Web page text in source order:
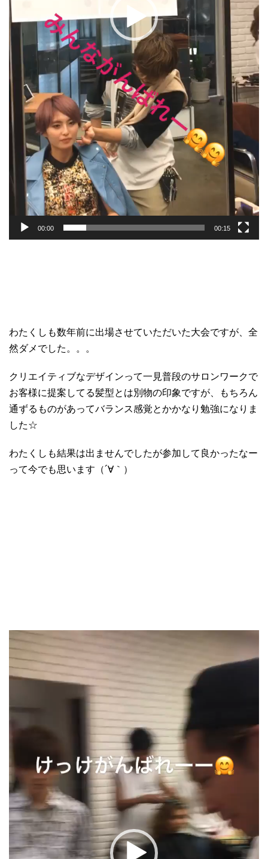
00:00 00:15
わたくしも数年前に出場させていただいた大会ですが、全
然ダメでした。。。
クリエイティブなデザインって一見普段のサロンワークで
お客様に提案してる髪型とは別物の印象ですが、もちろん
通ずるものがあってバランス感覚とかかなり勉強になりま
した☆
わたくしも結果は出ませんでしたが参加して良かったなー
って今でも思います（´∀｀）
画
プ
レ
ー